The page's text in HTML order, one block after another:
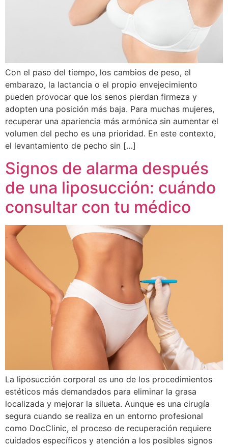
Con el paso del tiempo, los cambios de peso, el
embarazo, la lactancia o el propio envejecimiento
pueden provocar que los senos pierdan firmeza y
adopten una posición más baja. Para muchas mujeres,
recuperar una apariencia más armónica sin aumentar el
volumen del pecho es una prioridad. En este contexto,
el levantamiento de pecho sin […]
Signos de alarma después
de una liposucción: cuándo
consultar con tu médico
La liposucción corporal es uno de los procedimientos
estéticos más demandados para eliminar la grasa
localizada y mejorar la silueta. Aunque es una cirugía
segura cuando se realiza en un entorno profesional
como DocClinic, el proceso de recuperación requiere
cuidados específicos y atención a los posibles signos